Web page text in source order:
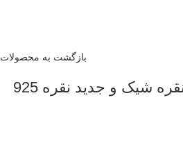
بازگشت به محصولات
رکاب یاعلی انگشتر نقره شیک و جدید نقره 925